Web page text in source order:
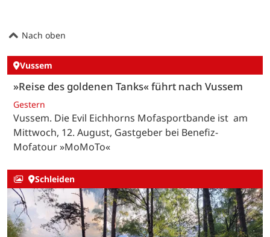
Nach oben
Vussem
»Reise des goldenen Tanks« führt nach Vussem
Gestern
Vussem. Die Evil Eichhorns Mofasportbande ist am
Mittwoch, 12. August, Gastgeber bei Benefiz-
Mofatour »MoMoTo«
Schleiden